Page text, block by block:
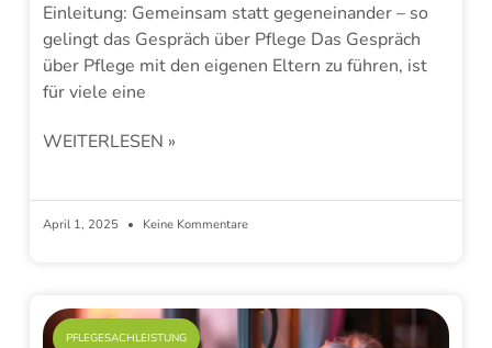
Einleitung: Gemeinsam statt gegeneinander – so
gelingt das Gespräch über Pflege Das Gespräch
über Pflege mit den eigenen Eltern zu führen, ist
für viele eine
WEITERLESEN »
April 1, 2025 Keine Kommentare
PFLEGESACHLEISTUNG